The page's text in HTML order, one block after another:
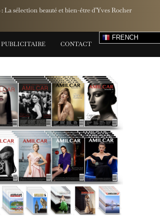
le public à découvrir l'exposition « The Perpetual
PUBLICITAIRE CONTACT
FRENCH